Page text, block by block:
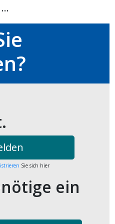
Sie sich hier
ein